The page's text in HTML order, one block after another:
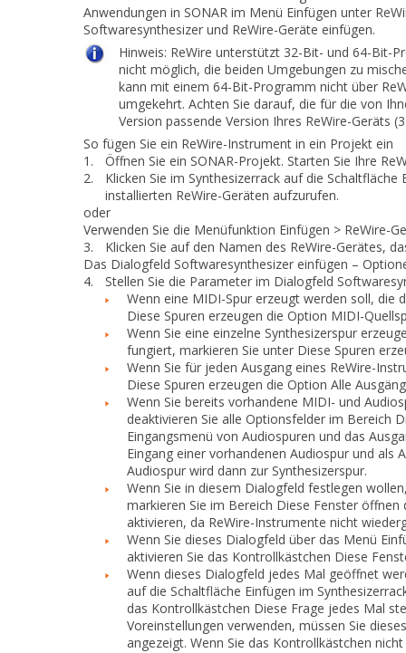
Anwendungen in SONAR im Menü Einfügen unter
Softwaresynthesizer und ReWire-Geräte einfügen.
Hinweis: ReWire unterstützt 32-Bit- und 64-Bit-
nicht möglich, die beiden Umgebungen zu
kann mit einem 64-Bit-Programm nicht über
umgekehrt. Achten Sie darauf, die für die von
Version passende Version Ihres ReWire-Geräts
So fügen Sie ein ReWire-Instrument in ein Projekt ein
1.
Öffnen Sie ein SONAR-Projekt. Starten Sie Ihre
2.
Klicken Sie im Synthesizerrack auf die Schaltfläche
installierten ReWire-Geräten aufzurufen.
oder
Verwenden Sie die Menüfunktion Einfügen > ReWire-
3.
Klicken Sie auf den Namen des ReWire-Gerätes,
Das Dialogfeld Softwaresynthesizer einfügen –
4.
Stellen Sie die Parameter im Dialogfeld
Wenn eine MIDI-Spur erzeugt werden soll, die
Diese Spuren erzeugen die Option MIDI-
Wenn Sie eine einzelne Synthesizerspur
fungiert, markieren Sie unter Diese Spuren
Wenn Sie für jeden Ausgang eines ReWire-
Diese Spuren erzeugen die Option Alle
Wenn Sie bereits vorhandene MIDI- und
deaktivieren Sie alle Optionsfelder im Bereich
Eingangsmenü von Audiospuren und das
Eingang einer vorhandenen Audiospur und als
Audiospur wird dann zur Synthesizerspur.
Wenn Sie in diesem Dialogfeld festlegen
markieren Sie im Bereich Diese Fenster öffnen
aktivieren, da ReWire-Instrumente nicht
Wenn Sie dieses Dialogfeld über das Menü
aktivieren Sie das Kontrollkästchen Diese
Wenn dieses Dialogfeld jedes Mal geöffnet
auf die Schaltfläche Einfügen im
das Kontrollkästchen Diese Frage jedes Mal
Voreinstellungen verwenden, müssen Sie
angezeigt. Wenn Sie das Kontrollkästchen